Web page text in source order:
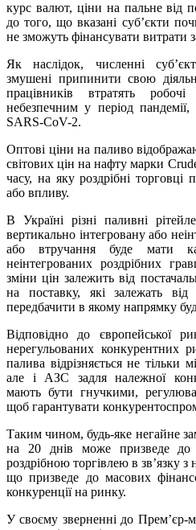
курс валют, ціни на пальне від
до того, що вказані суб’єкти
не зможуть фінансувати витрати
Як наслідок, численні
змушені припинити свою
працівників втратять
небезпечним у період пандемії,
SARS-CoV-2.
Оптові ціни на паливо
світових цін на нафту марки
часу, на яку роздрібні
або впливу.
В Україні різні паливні
вертикально інтегровану або
або втручання буде мати
неінтегрованих роздрібних
зміни цін залежить від
на поставку, які залежать
передбачити в якому напрямку
Відповідно до європейської
нерегульованих конкурентних
палива відрізняється не тільки
але і АЗС задля належної
мають бути гнучкими,
щоб гарантувати
Таким чином, будь-яке негайне
на 20 днів може призведе до
роздрібною торгівлею в зв’язку з
що призведе до масових
конкуренції на ринку.
У своєму зверненні до Прем’єр-